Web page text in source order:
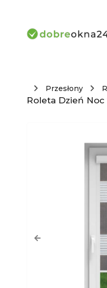
Przesłony
Roleta Dzień